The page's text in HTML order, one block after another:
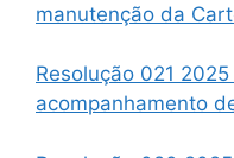
manutenção da
Resolução 021
acompanhamento